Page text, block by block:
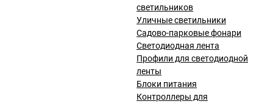
светильников
Уличные светильники
Садово-парковые фонари
Светодиодная лента
Профили для светодиодной
ленты
Блоки питания
Контроллеры для